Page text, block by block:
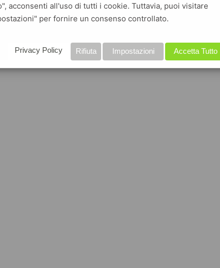
volume di One Piece, il manga dei record! Tutta l’avventura
della sua ciurma… con la comodità del vostro device
acconsenti all'uso di tutti i cookie. Tuttavia, puoi visitare
per fornire un consenso controllato.
Accetta Tutto
Impostazioni
Rifiuta
Privacy Policy